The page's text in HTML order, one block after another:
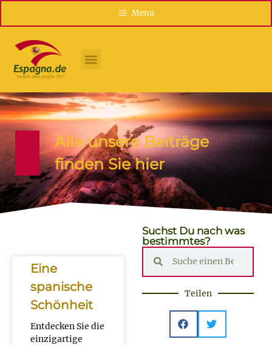
Menu
Alle unsere Beiträge
finden Sie hier
Eine
spanische
Schönheit
Entdecken Sie die
einzigartige
Suchst Du nach was
bestimmtes?
Teilen